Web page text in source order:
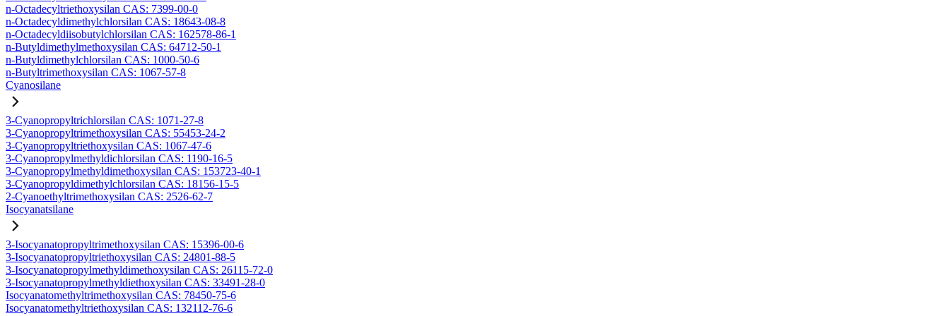
n-Octadecyltriethoxysilan CAS: 7399-00-0
n-Octadecyldimethylchlorsilan CAS: 18643-08-8
n-Octadecyldiisobutylchlorsilan CAS: 162578-86-1
n-Butyldimethylmethoxysilan CAS: 64712-50-1
n-Butyldimethylchlorsilan CAS: 1000-50-6
n-Butyltrimethoxysilan CAS: 1067-57-8
Cyanosilane
3-Cyanopropyltrichlorsilan CAS: 1071-27-8
3-Cyanopropyltrimethoxysilan CAS: 55453-24-2
3-Cyanopropyltriethoxysilan CAS: 1067-47-6
3-Cyanopropylmethyldichlorsilan CAS: 1190-16-5
3-Cyanopropylmethyldimethoxysilan CAS: 153723-40-1
3-Cyanopropyldimethylchlorsilan CAS: 18156-15-5
2-Cyanoethyltrimethoxysilan CAS: 2526-62-7
Isocyanatsilane
3-Isocyanatopropyltrimethoxysilan CAS: 15396-00-6
3-Isocyanatopropyltriethoxysilan CAS: 24801-88-5
3-Isocyanatopropylmethyldimethoxysilan CAS: 26115-72-0
3-Isocyanatopropylmethyldiethoxysilan CAS: 33491-28-0
Isocyanatomethyltrimethoxysilan CAS: 78450-75-6
Isocyanatomethyltriethoxysilan CAS: 132112-76-6